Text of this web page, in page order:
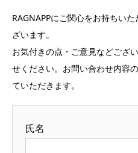
RAGNAPPにご関心をお持ちい
ざいます。
お気付きの点・ご意見などござ
せください。お問い合わせ内容
ていただきます。
氏名